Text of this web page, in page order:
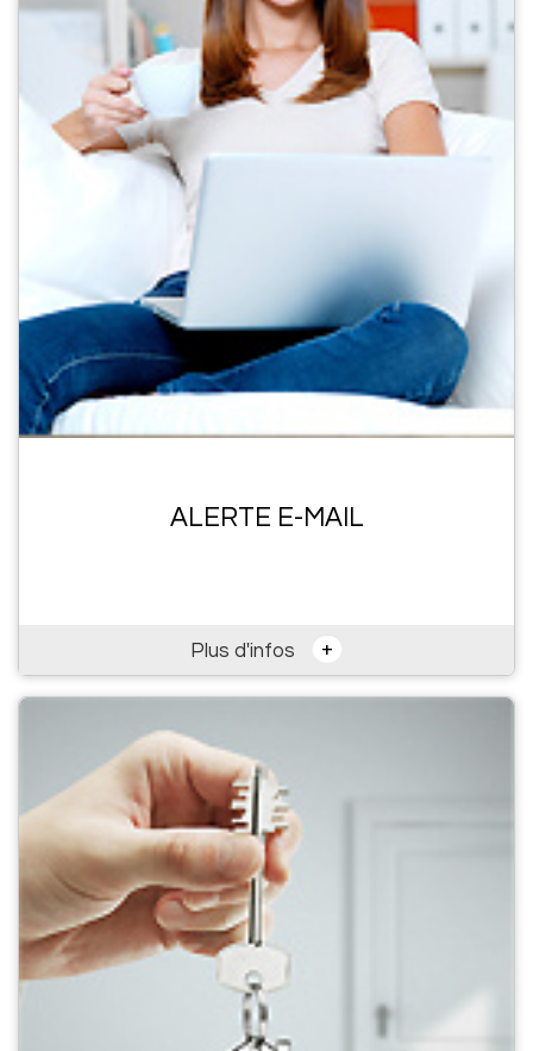
ALERTE E-MAIL
Plus d'infos +